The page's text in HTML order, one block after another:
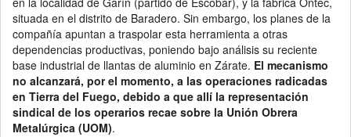
situada en el distrito de Baradero. Sin embargo, los planes de la
compañía apuntan a traspolar esta herramienta a otras
dependencias productivas, poniendo bajo análisis su reciente
base industrial de llantas de aluminio en Zárate. El mecanismo
no alcanzará, por el momento, a las operaciones radicadas
en Tierra del Fuego, debido a que allí la representación
sindical de los operarios recae sobre la Unión Obrera
Metalúrgica (UOM).